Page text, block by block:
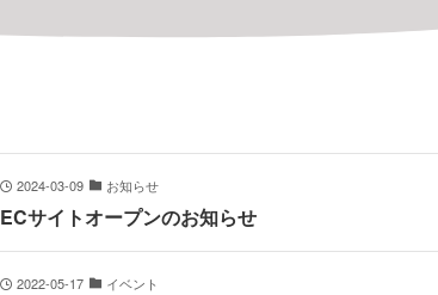
2024-03-09 お知らせ
ECサイトオープンのお知らせ
2022-05-17 イベント